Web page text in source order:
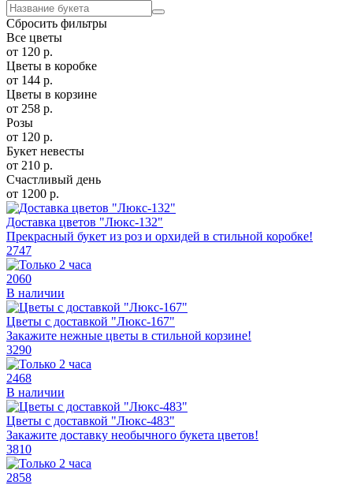
Сбросить фильтры
Все цветы
от 120 р.
Цветы в коробке
от 144 р.
Цветы в корзине
от 258 р.
Розы
от 120 р.
Букет невесты
от 210 р.
Счастливый день
от 1200 р.
Доставка цветов "Люкс-132"
Прекрасный букет из роз и орхидей в стильной коробке!
2747
2060
В наличии
Цветы с доставкой "Люкс-167"
Закажите нежные цветы в стильной корзине!
3290
2468
В наличии
Цветы с доставкой "Люкс-483"
Закажите доставку необычного букета цветов!
3810
2858